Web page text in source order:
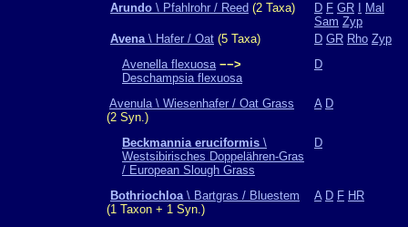
Arundo \ Pfahlrohr / Reed (2 Taxa) D F GR
Mal
Sam Zyp
Avena\ Hafer / Oat (5 Taxa) D GR Rho Zyp
Avenella flexuosa −−>
Deschampsia flexuosa
D
Avenula \ Wiesenhafer / Oat Grass
(2 Syn.)
A D
Beckmannia eruciformis \
Westsibirisches Doppelähren-Gras
/ European Slough Grass
D
Bothriochloa\ Bartgras / Bluestem
(1 Taxon + 1 Syn.)
A D F HR